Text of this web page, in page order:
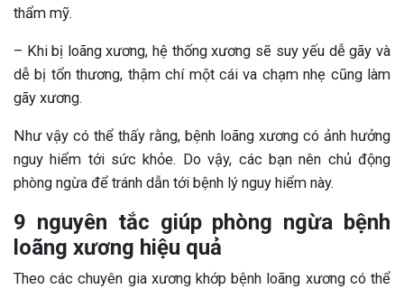
thẩm mỹ.
– Khi bị loãng xương, hệ thống xương sẽ suy yếu dễ gãy và
dễ bị tổn thương, thậm chí một cái va chạm nhẹ cũng làm
gãy xương.
Như vậy có thể thấy rằng, bệnh loãng xương có ảnh hưởng
nguy hiểm tới sức khỏe. Do vậy, các bạn nên chủ động
phòng ngừa để tránh dẫn tới bệnh lý nguy hiểm này.
9 nguyên tắc giúp phòng ngừa bệnh
loãng xương hiệu quả
Theo các chuyên gia xương khớp bệnh loãng xương có thể